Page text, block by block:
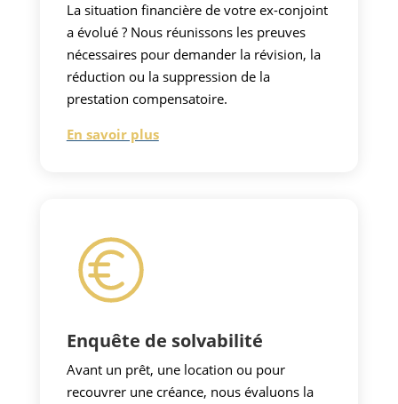
La situation financière de votre ex-conjoint
a évolué ? Nous réunissons les preuves
nécessaires pour demander la révision, la
réduction ou la suppression de la
prestation compensatoire.
En savoir plus
Enquête de solvabilité
Avant un prêt, une location ou pour
recouvrer une créance, nous évaluons la